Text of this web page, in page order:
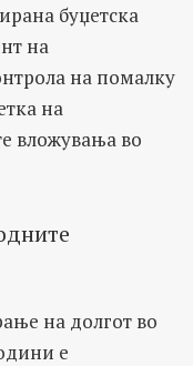
буџетска
на
на помалку
на
вложувања во
на долгот во
е